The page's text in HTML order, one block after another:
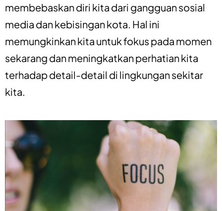
membebaskan diri kita dari gangguan sosial
media dan kebisingan kota. Hal ini
memungkinkan kita untuk fokus pada momen
sekarang dan meningkatkan perhatian kita
terhadap detail-detail di lingkungan sekitar
kita.